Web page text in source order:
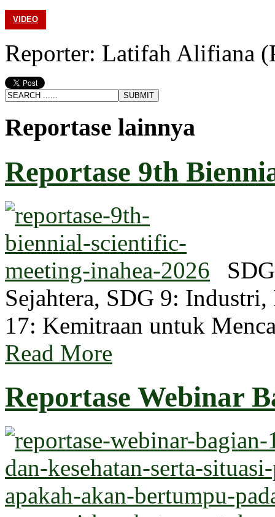
VIDEO
Reporter: Latifah Alifiana
Reportase lainnya
Reportase 9th
Sejahtera, SDG 9:
17: Kemitraan untuk
Read More
Reportase Webinar